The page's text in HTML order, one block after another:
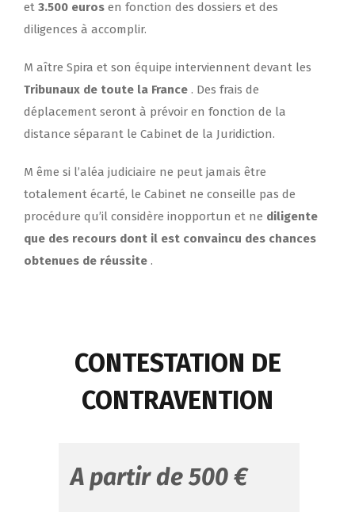
et 3.500 euros en fonction des dossiers et des
diligences à accomplir.
M aître Spira et son équipe interviennent devant les
Tribunaux de toute la France . Des frais de
déplacement seront à prévoir en fonction de la
distance séparant le Cabinet de la Juridiction.
M ême si l’aléa judiciaire ne peut jamais être
totalement écarté, le Cabinet ne conseille pas de
procédure qu’il considère inopportun et ne diligente
que des recours dont il est convaincu des chances
obtenues de réussite .
CONTESTATION DE
CONTRAVENTION
A partir de 500 €